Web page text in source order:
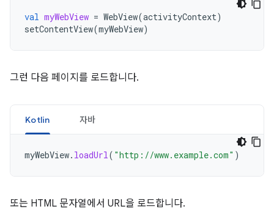
val myWebView = WebView(activityContext)
setContentView(myWebView)
그런 다음 페이지를 로드합니다.
Kotlin 자바
myWebView. loadUrl( "http://www.example.com" )
또는 HTML 문자열에서 URL을 로드합니다.